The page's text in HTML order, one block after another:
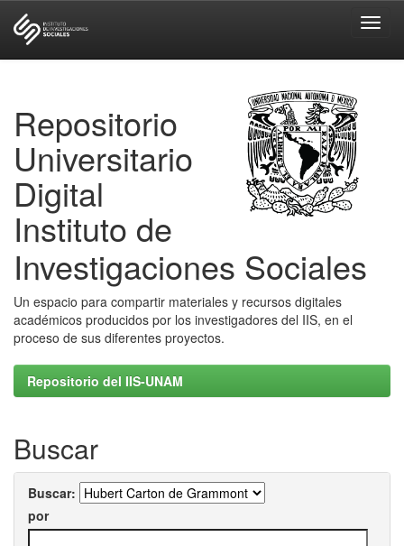
Repositorio
Universitario
Digital
Instituto de
Investigaciones Sociales
Un espacio para compartir materiales y recursos digitales
académicos producidos por los investigadores del IIS, en el
proceso de sus diferentes proyectos.
Repositorio del IIS-UNAM
Buscar
Buscar:
por